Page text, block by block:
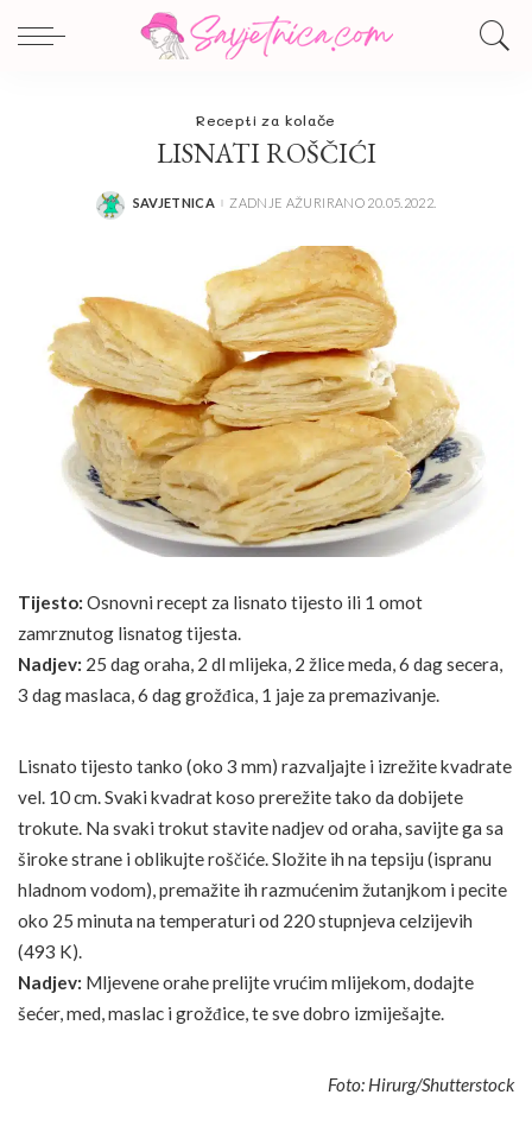
Recepti za kolače
LISNATI ROŠČIĆI
POSTED
SAVJETNICA ZADNJE AŽURIRANO 20.05.2022.
Tijesto: Osnovni recept za lisnato tijesto ili 1 omot
zamrznutog lisnatog tijesta.
Nadjev: 25 dag oraha, 2 dl mlijeka, 2 žlice meda, 6 dag secera,
3 dag maslaca, 6 dag grožđica, 1 jaje za premazivanje.
Lisnato tijesto tanko (oko 3 mm) razvaljajte i izrežite kvadrate
vel. 10 cm. Svaki kvadrat koso prerežite tako da dobijete
trokute. Na svaki trokut stavite nadjev od oraha, savijte ga sa
široke strane i oblikujte roščiće. Složite ih na tepsiju (ispranu
hladnom vodom), premažite ih razmućenim žutanjkom i pecite
oko 25 minuta na temperaturi od 220 stupnjeva celzijevih
(493 K).
Nadjev: Mljevene orahe prelijte vrućim mlijekom, dodajte
šećer, med, maslac i grožđice, te sve dobro izmiješajte.
Foto: Hirurg/Shutterstock